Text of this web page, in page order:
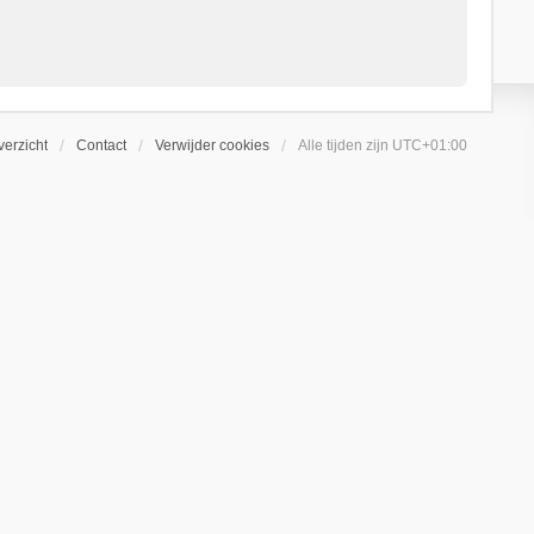
Contact Verwijder cookies Alle tijden zijn UTC+01:00